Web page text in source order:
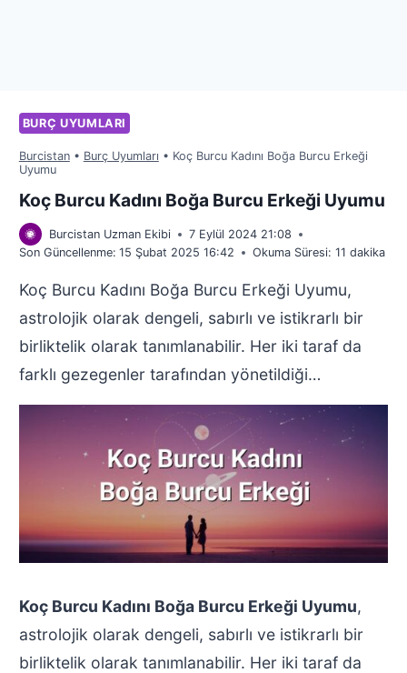
BURÇ UYUMLARI
Burcistan• Burç Uyumları • Koç Burcu Kadını Boğa Burcu Erkeği
Uyumu
Koç Burcu Kadını Boğa Burcu Erkeği Uyumu
Burcistan Uzman Ekibi
7 Eylül 2024 21:08
Son Güncellenme: 15 Şubat 2025 16:42 Okuma Süresi: 11 dakika
Koç Burcu Kadını Boğa Burcu Erkeği Uyumu,
astrolojik olarak dengeli, sabırlı ve istikrarlı bir
birliktelik olarak tanımlanabilir. Her iki taraf da
farklı gezegenler tarafından yönetildiği…
Koç Burcu Kadını Boğa Burcu Erkeği Uyumu,
astrolojik olarak dengeli, sabırlı ve istikrarlı bir
birliktelik olarak tanımlanabilir. Her iki taraf da